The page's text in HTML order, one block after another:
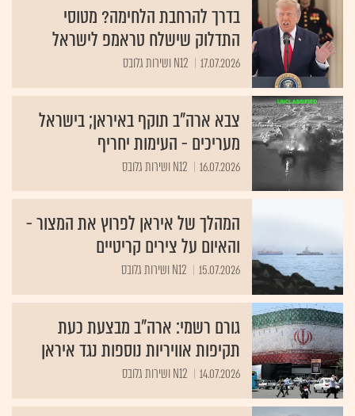
בדרך להרחבת הלחימה? מטוסי
התדלוק שישלח טראמפ לישראל
17.07.2026 N12 ושירות גלובס
צבא ארה"ב תוקף באיראן; בישראל
מעריכים - העימות יחריף
16.07.2026 N12 ושירות גלובס
המהלך של איראן לפרוץ את המצור -
והאיום על צירים קריטיים
15.07.2026 N12 ושירות גלובס
גורם רשמי: ארה"ב מבצעת כעת
תקיפות אוויריות נוספות נגד איראן
14.07.2026 N12 ושירות גלובס